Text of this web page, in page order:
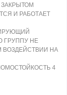
И РАБОТАЕТ
ГРУППУ НЕ
ВОЗДЕЙСТВИИ НА
4